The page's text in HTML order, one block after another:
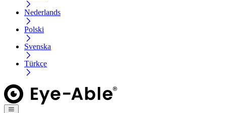
Nederlands
Polski
Svenska
Türkçe